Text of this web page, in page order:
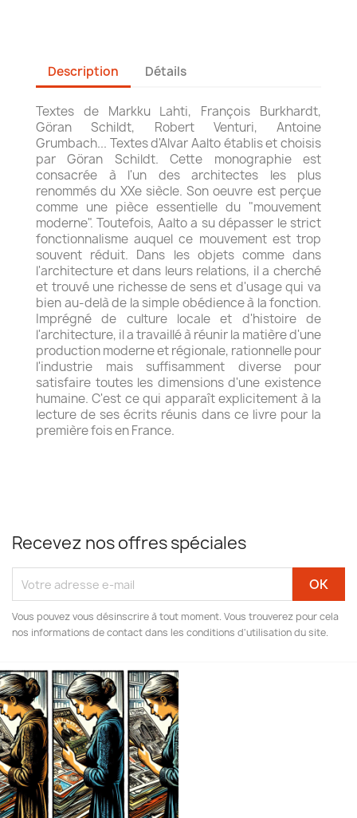
Description Détails
Textes de Markku Lahti, François Burkhardt,
Göran Schildt, Robert Venturi, Antoine
Grumbach... Textes d'Alvar Aalto établis et choisis
par Göran Schildt. Cette monographie est
consacrée à l'un des architectes les plus
renommés du XXe siècle. Son oeuvre est perçue
comme une pièce essentielle du "mouvement
moderne". Toutefois, Aalto a su dépasser le strict
fonctionnalisme auquel ce mouvement est trop
souvent réduit. Dans les objets comme dans
l'architecture et dans leurs relations, il a cherché
et trouvé une richesse de sens et d'usage qui va
bien au-delà de la simple obédience à la fonction.
Imprégné de culture locale et d'histoire de
l'architecture, il a travaillé à réunir la matière d'une
production moderne et régionale, rationnelle pour
l'industrie mais suffisamment diverse pour
satisfaire toutes les dimensions d'une existence
humaine. C'est ce qui apparaît explicitement à la
lecture de ses écrits réunis dans ce livre pour la
première fois en France.
Recevez nos offres spéciales
Vous pouvez vous désinscrire à tout moment. Vous trouverez pour cela
nos informations de contact dans les conditions d'utilisation du site.